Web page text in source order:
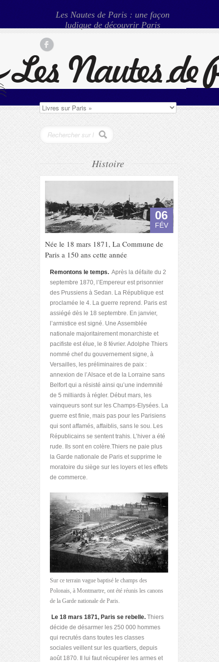
Les Nautes de Paris : une façon
ludique de découvrir Paris
Histoire
06
FÉV
Née le 18 mars 1871, La Commune de
Paris a 150 ans cette année
Remontons le temps. Après la défaite du 2
septembre 1870, l’Empereur est prisonnier
des Prussiens à Sedan. La République est
proclamée le 4. La guerre reprend. Paris est
assiégé dès le 18 septembre. En janvier,
l’armistice est signé. Une Assemblée
nationale majoritairement monarchiste et
pacifiste est élue, le 8 février. Adolphe Thiers
nommé chef du gouvernement signe, à
Versailles, les préliminaires de paix :
annexion de l’Alsace et de la Lorraine sans
Belfort qui a résisté ainsi qu’une indemnité
de 5 milliards à régler. Début mars, les
vainqueurs sont sur les Champs-Elysées. La
guerre est finie, mais pas pour les Parisiens
qui sont affamés, affaiblis, sans le sou. Les
Républicains se sentent trahis. L’hiver a été
rude. Ils sont en colère.Thiers ne paie plus
la Garde nationale de Paris et supprime le
moratoire du siège sur les loyers et les effets
de commerce.
Sur ce terrain vague baptisé le champs des
Polonais, à Montmartre, ont été réunis les canons
de la Garde nationale de Paris.
Le 18 mars 1871, Paris se rebelle. Thiers
décide de désarmer les 250 000 hommes
qui recrutés dans toutes les classes
sociales veillent sur les quartiers, depuis
août 1870. Il lui faut récupérer les armes et